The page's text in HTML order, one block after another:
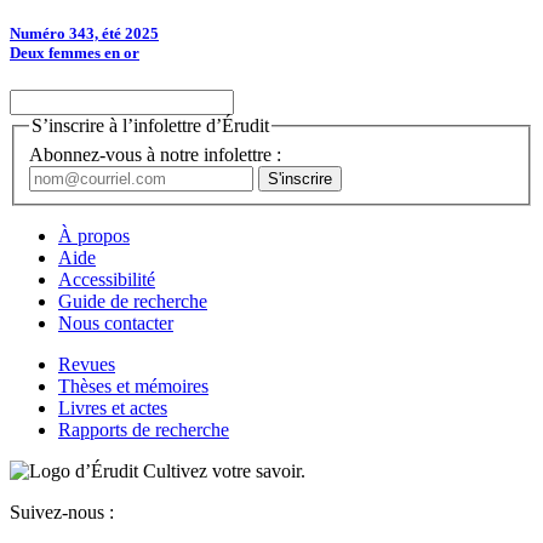
Numéro 343, été 2025
Deux femmes en or
S’inscrire à l’infolettre d’Érudit
Abonnez-vous à notre infolettre :
À propos
Aide
Accessibilité
Guide de recherche
Nous contacter
Revues
Thèses et mémoires
Livres et actes
Rapports de recherche
Cultivez votre savoir.
Suivez-nous :